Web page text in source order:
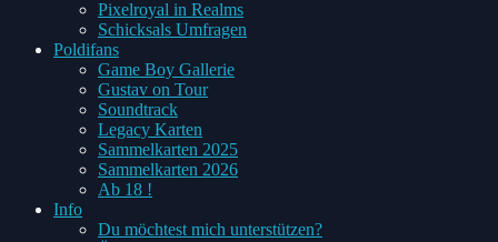
Pixelroyal in Realms
Schicksals Umfragen
PoldifansToggle
child
menu
Game Boy Gallerie
Gustav on Tour
Soundtrack
Legacy Karten
Sammelkarten 2025
Sammelkarten 2026
Ab 18 !
InfoToggle
childDu möchtest mich unterstützen?